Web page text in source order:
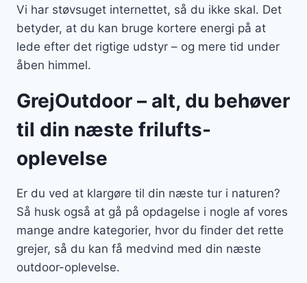
Vi har støvsuget internettet, så du ikke skal. Det
betyder, at du kan bruge kortere energi på at
lede efter det rigtige udstyr – og mere tid under
åben himmel.
GrejOutdoor – alt, du behøver
til din næste frilufts-
oplevelse
Er du ved at klargøre til din næste tur i naturen?
Så husk også at gå på opdagelse i nogle af vores
mange andre kategorier, hvor du finder det rette
grejer, så du kan få medvind med din næste
outdoor-oplevelse.